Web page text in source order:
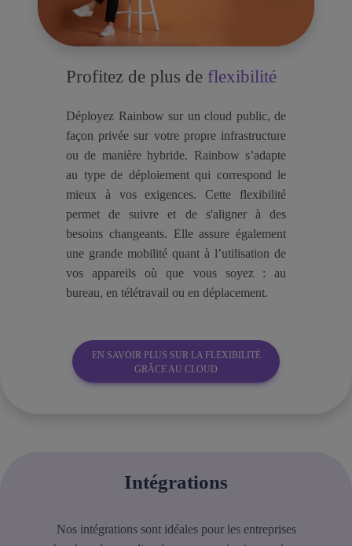
Profitez de plus de flexibilité
Déployez Rainbow sur un cloud public, de
façon privée sur votre propre infrastructure
ou de manière hybride. Rainbow s’adapte
au type de déploiement qui correspond le
mieux à vos exigences. Cette flexibilité
permet de suivre et de s'aligner à des
besoins changeants. Elle assure également
une grande mobilité quant à l’utilisation de
vos appareils où que vous soyez : au
bureau, en télétravail ou en déplacement.
EN SAVOIR PLUS SUR LA FLEXIBILITÉ
GRÂCE AU CLOUD
Intégrations
Nos intégrations sont idéales pour les entreprises